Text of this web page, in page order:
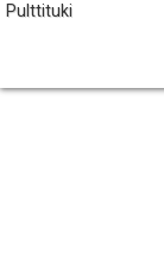
Pulttituki